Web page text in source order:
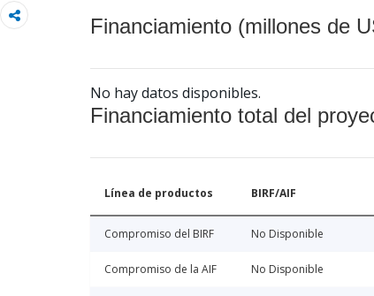
Financiamiento (millones de
No hay datos disponibles.
Financiamiento total del
Línea de productos BIRF/AIF
Compromiso del BIRF No Disponible
Compromiso de la AIF No Disponible